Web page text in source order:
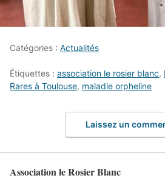
Catégories : Actualités
Étiquettes : association le rosier blanc,
Rares à Toulouse, maladie orpheline
Laissez un
Association le Rosier Blanc